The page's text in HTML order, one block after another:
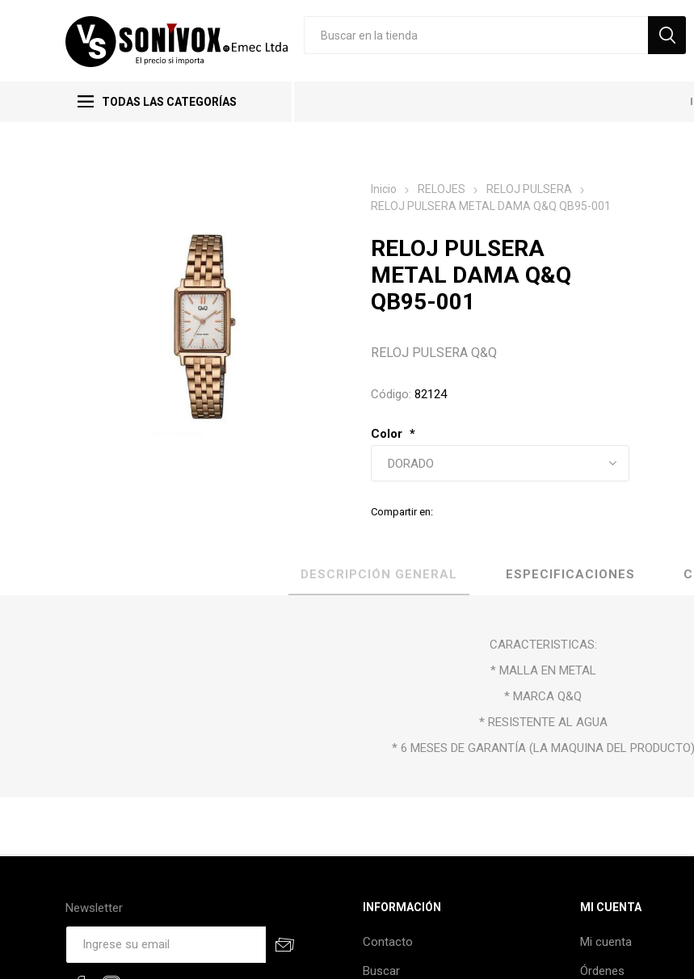
TODAS LAS CATEGORÍAS
Inicio RELOJES
RELOJ PULSERA
RELOJ PULSERA METAL DAMA Q&Q QB95-001
RELOJ PULSERA
METAL DAMA Q&Q
QB95-001
RELOJ PULSERA Q&Q
Código: 82124
Color *
Compartir en:
DESCRIPCIÓN GENERAL ESPECIFICACIONES
CARACTERISTICAS:
* MALLA EN METAL
* MARCA Q&Q
* RESISTENTE AL AGUA
* 6 MESES DE GARANTÍA (LA MAQUINA DEL PRODUCTO)
Newsletter INFORMACIÓN
Contacto
Buscar
MI CUENTA
Mi cuenta
Órdenes